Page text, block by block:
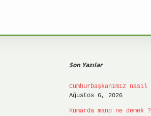
Son Yazılar
Cumhurbaşkanımız
Ağustos 6, 2026
Kumarda mano ne demek ?